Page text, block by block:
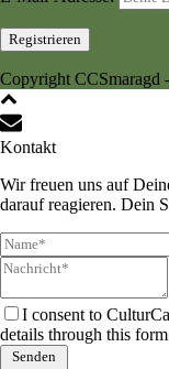
Copyright CCSmaragd
Kontakt
Wir freuen uns auf
darauf reagieren. Dein
I consent to
details through this
Senden